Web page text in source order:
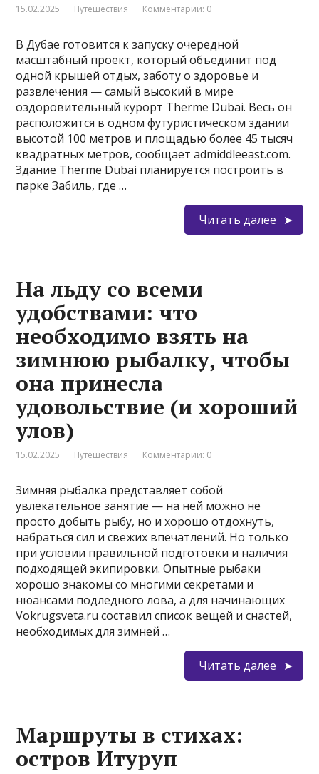
15.02.2025 Путешествия Комментарии: 0
В Дубае готовится к запуску очередной
масштабный проект, который объединит под
одной крышей отдых, заботу о здоровье и
развлечения — самый высокий в мире
оздоровительный курорт Therme Dubai. Весь он
расположится в одном футуристическом здании
высотой 100 метров и площадью более 45 тысяч
квадратных метров, сообщает admiddleeast.com.
Здание Therme Dubai планируется построить в
парке Забиль, где …
Читать далее
На льду со всеми
удобствами: что
необходимо взять на
зимнюю рыбалку, чтобы
она принесла
удовольствие (и хороший
улов)
15.02.2025 Путешествия Комментарии: 0
Зимняя рыбалка представляет собой
увлекательное занятие — на ней можно не
просто добыть рыбу, но и хорошо отдохнуть,
набраться сил и свежих впечатлений. Но только
при условии правильной подготовки и наличия
подходящей экипировки. Опытные рыбаки
хорошо знакомы со многими секретами и
нюансами подледного лова, а для начинающих
Vokrugsveta.ru составил список вещей и снастей,
необходимых для зимней …
Читать далее
Маршруты в стихах:
остров Итуруп